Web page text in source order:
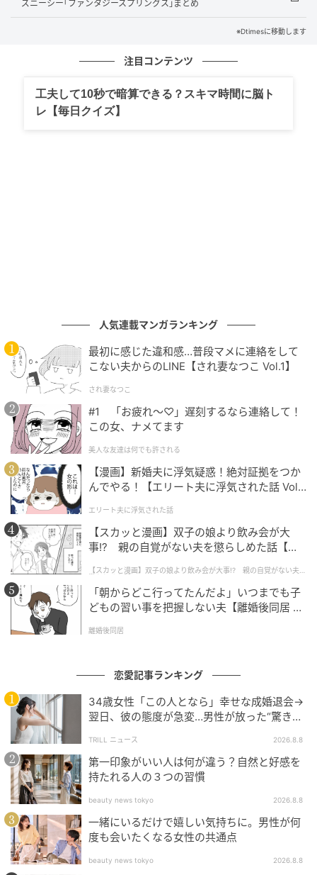
り、約2.5万人の子どもたちが生活しています。
家庭の事情などにより施設で生活する子どもたちの多
くは、進学の際に経済的な困難に直面します。
楽天未来のつばさはこれまで、こうした課題に向き合
い、返済不要の奨学金事業を通じて多くの進学希望者
を支援しています。
2026年4月1日の合併により、日本児童養護施設財団は
その理念と事業を引き継ぎ、全国の児童養護施設の子
どもたちが夢や目標に向かって進学できる社会の実現
を目指します。
今後は企業や個人からの寄付を原資として、より多く
の子どもたちに奨学金助成を届ける体制がさらに拡充
されます。
日本児童養護施設財団は、寄付事業・奨学金事業・社
会啓発活動を通じて、社会全体で子どもたちの未来を
支える仕組みづくりを進めます。
2026年4月1日より、日本児童養護施設財団は楽天未来
のつばさの奨学金理念を継承し、より強固な支援体制
を整えます。
返済不要の奨学金制度が全国約610施設の子どもたち
へ広く届くことで、教育機会の格差解消に向けた取り
組みが加速します。
企業・個人の寄付を原資とする持続可能なこの仕組み
は、施設出身の若者が夢をあきらめず進学に挑戦でき
る社会を支えます。
ズニーシー｢ファンタジースプリングス｣まとめ
※Dtimesに移動します
注目コンテンツ
工夫して10秒で暗算できる？スキマ時間に脳ト
レ【毎日クイズ】
人気連載マンガランキング
最初に感じた違和感…普段マメに連絡をして
こない夫からのLINE【され妻なつこ Vol.1】
され妻なつこ
#1 「お疲れ〜♡」遅刻するなら連絡して！
この女、ナメてます
美人な友達は何でも許される
【漫画】新婚夫に浮気疑惑！絶対証拠をつか
んでやる！【エリート夫に浮気された話 Vol.
エリート夫に浮気された話
【スカッと漫画】双子の娘より飲み会が大
事!? 親の自覚がない夫を懲らしめた話【第1
【スカッと漫画】双子の娘より飲み会が大事!? 親の自覚がない夫を
懲らしめた話
「朝からどこ行ってたんだよ」いつまでも子
どもの習い事を把握しない夫【離婚後同居 Vo
離婚後同居
恋愛記事ランキング
34歳女性「この人となら」幸せな成婚退会→
翌日、彼の態度が急変…男性が放った“驚きの
TRILL ニュース 2026.8.8
第一印象がいい人は何が違う？自然と好感を
持たれる人の３つの習慣
beauty news tokyo 2026.8.8
一緒にいるだけで嬉しい気持ちに。男性が何
度も会いたくなる女性の共通点
beauty news tokyo 2026.8.8